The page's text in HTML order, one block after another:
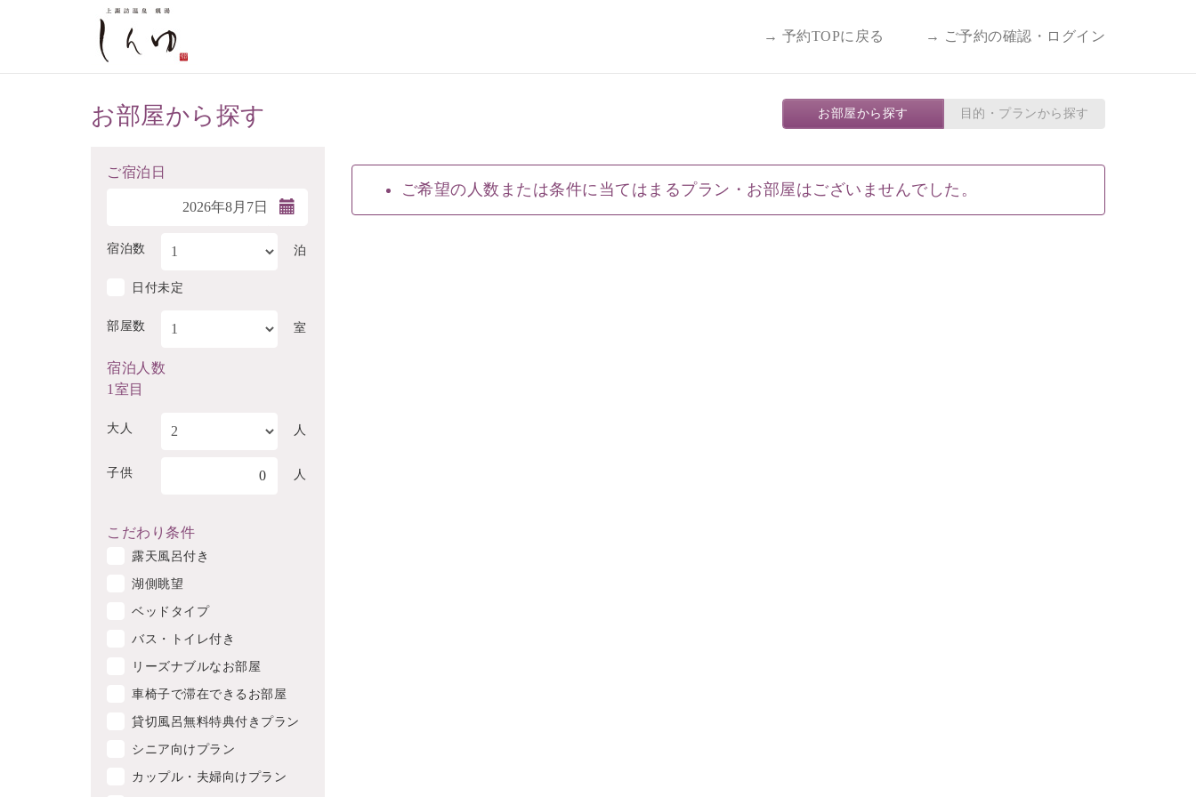
→ 予約TOPに戻る → ご予約の確認・ログイン
お部屋から探す お部屋から探す 目的・プランから探す
ご宿泊日
宿泊数 泊
日付未定
部屋数 室
宿泊人数
1室目
大人 人
子供 0 人
こだわり条件
露天風呂付き
湖側眺望
ベッドタイプ
バス・トイレ付き
リーズナブルなお部屋
車椅子で滞在できるお部屋
貸切風呂無料特典付きプラン
シニア向けプラン
カップル・夫婦向けプラン
ご希望の人数または条件に当てはまるプラン・お部屋はございませんでした。